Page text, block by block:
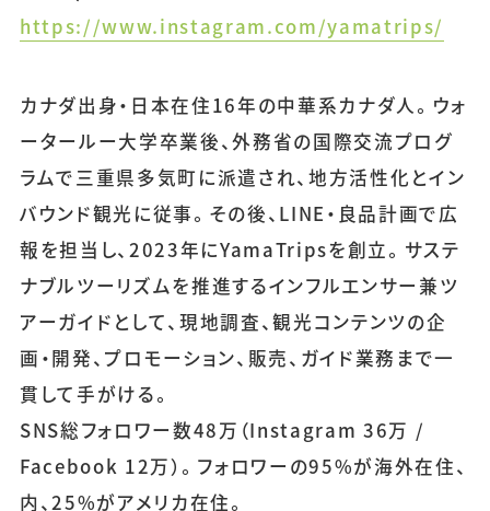
https://www.instagram.com/yamatrips/
カナダ出身・日本在住16年の中華系カナダ人。ウォ
ータールー大学卒業後、外務省の国際交流プログ
ラムで三重県多気町に派遣され、地方活性化とイン
バウンド観光に従事。その後、LINE・良品計画で広
報を担当し、2023年にYamaTripsを創立。サステ
ナブルツーリズムを推進するインフルエンサー兼ツ
アーガイドとして、現地調査、観光コンテンツの企
画・開発、プロモーション、販売、ガイド業務まで一
貫して手がける。
SNS総フォロワー数48万（Instagram 36万 /
Facebook 12万）。フォロワーの95%が海外在住、
内、25%がアメリカ在住。